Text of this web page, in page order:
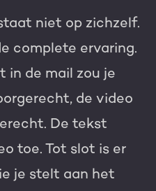
niet op zichzelf.
complete ervaring.
in de mail zou je
de video
De tekst
toe. Tot slot is er
je stelt aan het